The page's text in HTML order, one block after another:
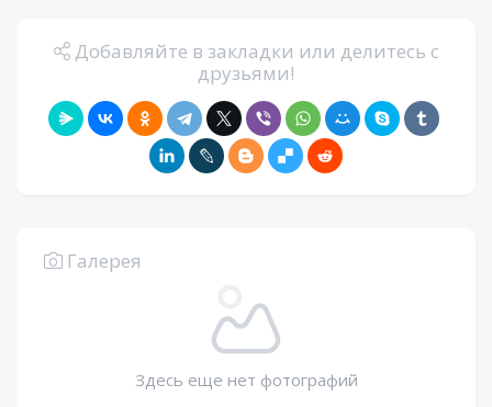
Добавляйте в закладки или делитесь с
друзьями!
Галерея
Здесь еще нет фотографий